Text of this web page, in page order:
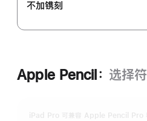
不加镌刻
Apple Pencil： 选择